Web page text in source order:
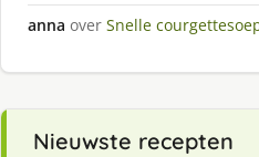
anna over Snelle
Nieuwste recepten